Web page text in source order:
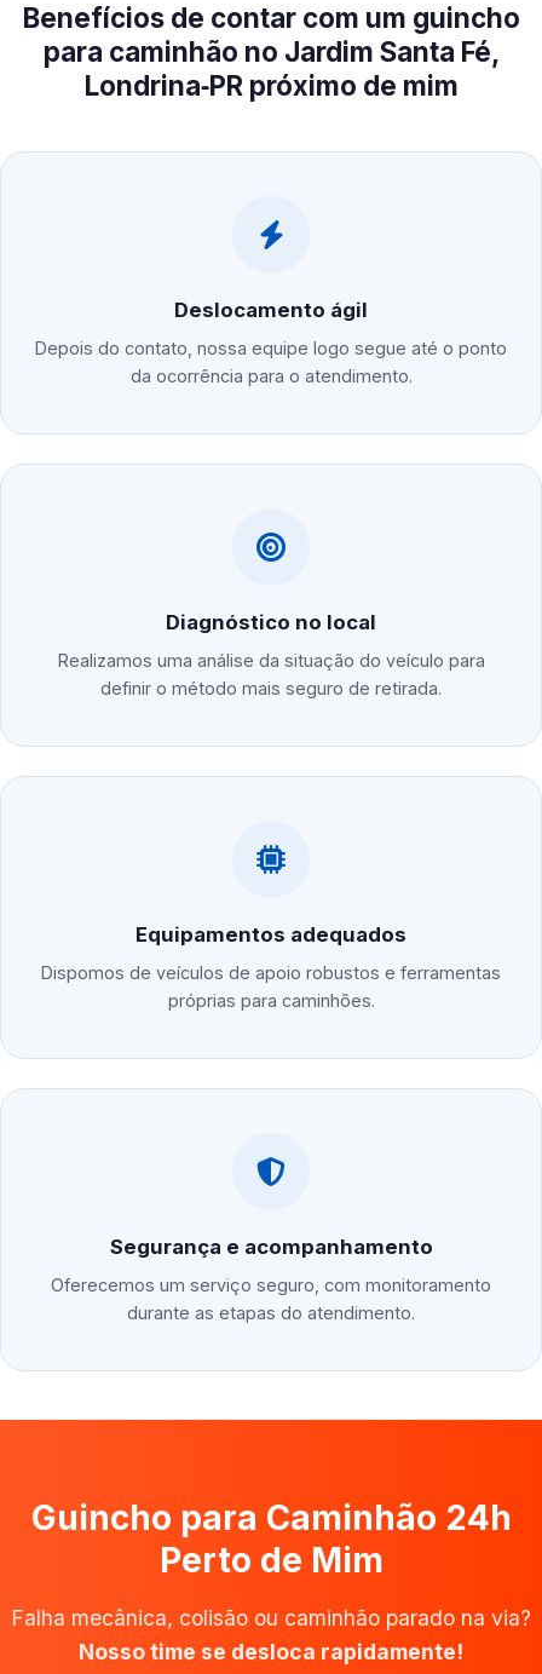
Benefícios de contar com um guincho
para caminhão no Jardim Santa Fé,
Londrina‑PR próximo de mim
Deslocamento ágil
Depois do contato, nossa equipe logo segue até o ponto
da ocorrência para o atendimento.
Diagnóstico no local
Realizamos uma análise da situação do veículo para
definir o método mais seguro de retirada.
Equipamentos adequados
Dispomos de veículos de apoio robustos e ferramentas
próprias para caminhões.
Segurança e acompanhamento
Oferecemos um serviço seguro, com monitoramento
durante as etapas do atendimento.
Guincho para Caminhão 24h
Perto de Mim
Falha mecânica, colisão ou caminhão parado na via?
Nosso time se desloca rapidamente!